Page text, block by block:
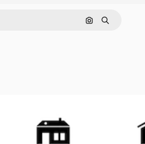
Nach Bild suchen
Suchen